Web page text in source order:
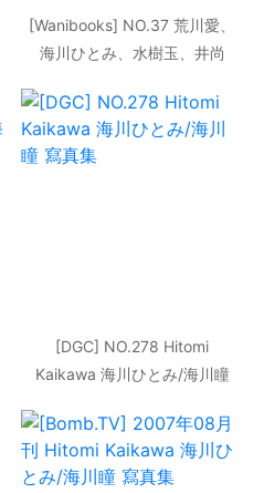
[Wanibooks] NO.37 荒川愛、
海川ひとみ、水樹玉、井尚
[DGC] NO.278 Hitomi
Kaikawa 海川ひとみ/海川瞳